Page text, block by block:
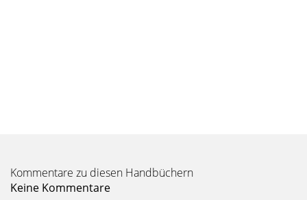
Seite 12 - Mackie Designs Inc
9Architects and Engineers’ Specifications20Hz-800Hz. The
Kommentare zu diesen Handbüchern
Keine Kommentare